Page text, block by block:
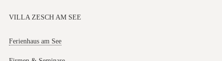
VILLA ZESCH AM SEE
Ferienhaus am See